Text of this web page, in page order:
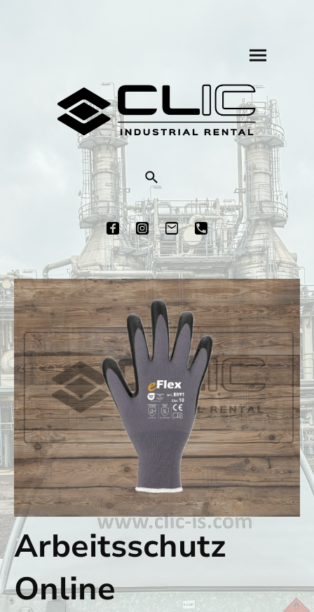
Arbeitsschutz
Online